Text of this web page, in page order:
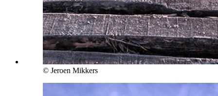
© Jeroen Mikkers